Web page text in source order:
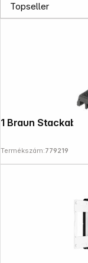
Termékszám:779219